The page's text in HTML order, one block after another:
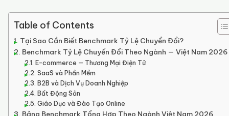
Table of Contents
Tại Sao Cần Biết Benchmark Tỷ Lệ Chuyển Đổi?
Benchmark Tỷ Lệ Chuyển Đổi Theo Ngành — Việt Nam 2026
E-commerce — Thương Mại Điện Tử
SaaS và Phần Mềm
B2B và Dịch Vụ Doanh Nghiệp
Bất Động Sản
Giáo Dục và Đào Tạo Online
Bảng Benchmark Tổng Hợp Theo Ngành Việt Nam 2026